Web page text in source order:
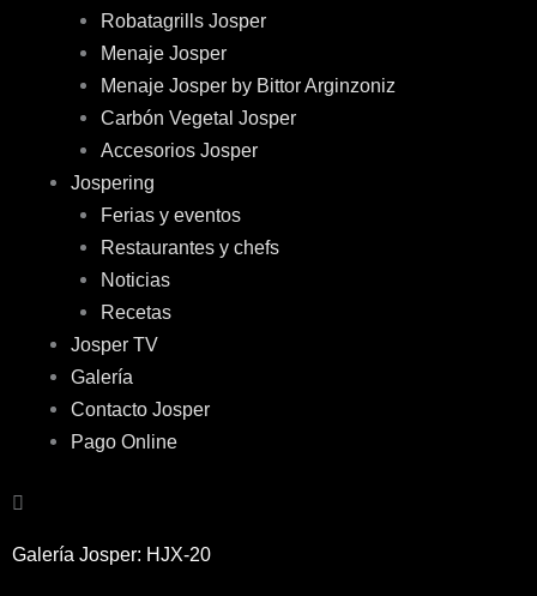
Robatagrills Josper
Menaje Josper
Menaje Josper by Bittor Arginzoniz
Carbón Vegetal Josper
Accesorios Josper
Jospering
Ferias y eventos
Restaurantes y chefs
Noticias
Recetas
Josper TV
Galería
Contacto Josper
Pago Online
Galería Josper: HJX-20